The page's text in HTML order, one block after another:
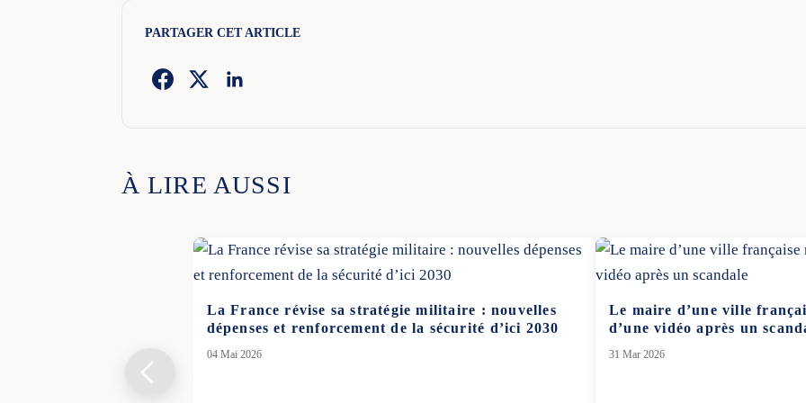
PARTAGER CET ARTICLE
À LIRE AUSSI
La France révise sa stratégie militaire : nouvelles
dépenses et renforcement de la sécurité d’ici 2030
04 Mai 2026
Le maire d’une ville
d’une vidéo après un
31 Mar 2026